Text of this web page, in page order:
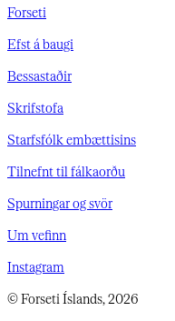
Forseti
Efst á baugi
Bessastaðir
Skrifstofa
Starfsfólk embættisins
Tilnefnt til fálkaorðu
Spurningar og svör
Um vefinn
Instagram
© Forseti Íslands, 2026